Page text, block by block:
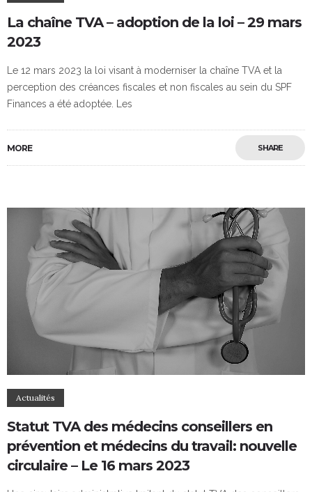
La chaîne TVA – adoption de la loi – 29 mars
2023
Le 12 mars 2023 la loi visant à moderniser la chaîne TVA et la
perception des créances fiscales et non fiscales au sein du SPF
Finances a été adoptée. Les
MORE SHARE
Actualités
Statut TVA des médecins conseillers en
prévention et médecins du travail: nouvelle
circulaire – Le 16 mars 2023